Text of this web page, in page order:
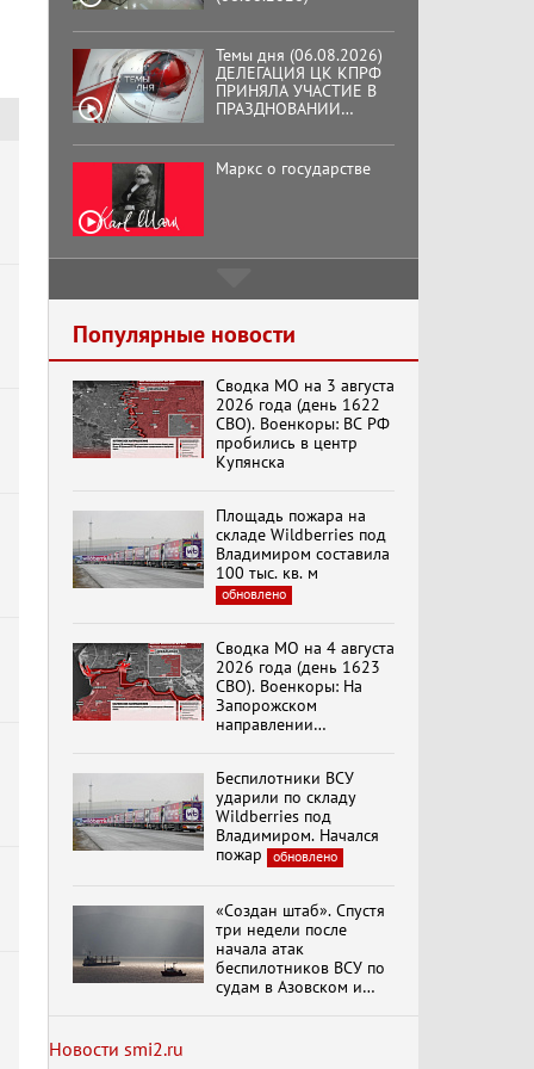
Темы дня (06.08.2026)
ДЕЛЕГАЦИЯ ЦК КПРФ
ПРИНЯЛА УЧАСТИЕ В
ПРАЗДНОВАНИИ
ТРЕТЬЕЙ ГОДОВЩИНЫ
ОСВОБОЖДЕНИЯ ОРЛА
ОТ НЕМЕЦКО-
Маркс о государстве
кооператор
Хук слева:
«Додоговаривались...»
(11.06.2026)
Бренды Советской
эпохи "Гжель"
«Изменимся или
вымрем»
К ГРАЖДАНАМ
Г.А. Зюганова,
Председателя ЦК
КПРФ Руководителя
фракции КПРФ в
Государственной Думе
РФ (28.07.2026)
Документальный
фильм "Империализм и
Бить смелее!
В.Баранец, В.Дандыкин,
А.Матвийчук, К.Сивков
Популярные новости
Сводка МО на 3 августа
2026 года (день 1622
СВО). Военкоры: ВС РФ
пробились в центр
Купянска
Площадь пожара на
складе Wildberries под
Владимиром составила
100 тыс. кв. м
обновлено
Сводка МО на 4 августа
2026 года (день 1623
СВО). Военкоры: На
Запорожском
направлении
Степногорска
Беспилотники ВСУ
ударили по складу
Wildberries под
Владимиром. Начался
пожар
обновлено
«Создан штаб». Спустя
три недели после
начала атак
беспилотников ВСУ по
судам в Азовском и
Новости smi2.ru